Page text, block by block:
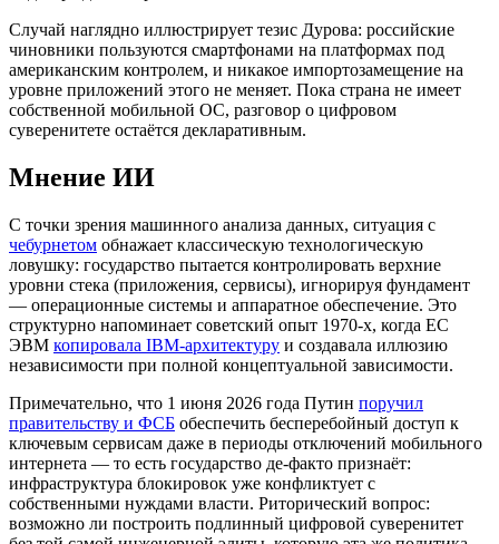
Случай наглядно иллюстрирует тезис Дурова: российские
чиновники пользуются смартфонами на платформах под
американским контролем, и никакое импортозамещение на
уровне приложений этого не меняет. Пока страна не имеет
собственной мобильной ОС, разговор о цифровом
суверенитете остаётся декларативным.
Мнение ИИ
С точки зрения машинного анализа данных, ситуация с
чебурнетом обнажает классическую технологическую
ловушку: государство пытается контролировать верхние
уровни стека (приложения, сервисы), игнорируя фундамент
— операционные системы и аппаратное обеспечение. Это
структурно напоминает советский опыт 1970-х, когда ЕС
ЭВМ копировала IBM-архитектуру и создавала иллюзию
независимости при полной концептуальной зависимости.
Примечательно, что 1 июня 2026 года Путин поручил
правительству и ФСБ обеспечить бесперебойный доступ к
ключевым сервисам даже в периоды отключений мобильного
интернета — то есть государство де-факто признаёт:
инфраструктура блокировок уже конфликтует с
собственными нуждами власти. Риторический вопрос:
возможно ли построить подлинный цифровой суверенитет